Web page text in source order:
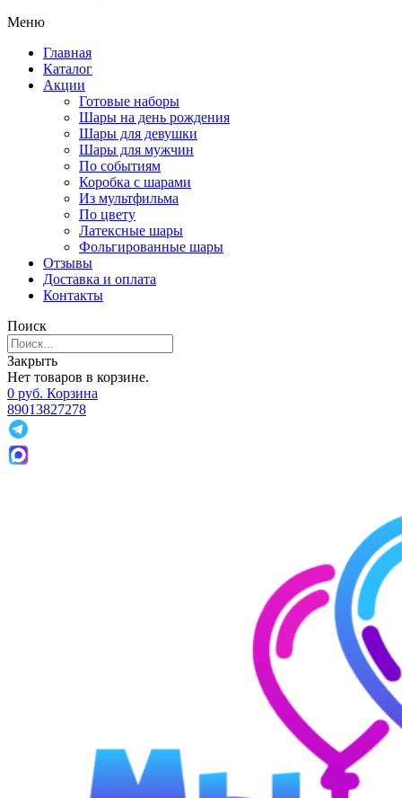
Меню
Главная
Каталог
Акции
Готовые наборы
Шары на день рождения
Шары для девушки
Шары для мужчин
По событиям
Коробка с шарами
Из мультфильма
По цвету
Латексные шары
Фольгированные шары
Отзывы
Доставка и оплата
Контакты
Поиск
Закрыть
Нет товаров в корзине.
0 руб. Корзина
89013827278